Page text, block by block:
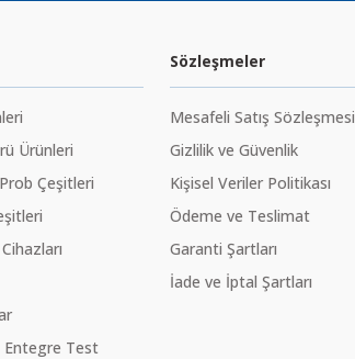
Ürünleri
Çeşitleri
Test
Sözleşmeler
Mesafeli Satış Sözleşmesi
Gizlilik ve Güvenlik
Kişisel Veriler Politikası
Ödeme ve Teslimat
Garanti Şartları
İade ve İptal Şartları